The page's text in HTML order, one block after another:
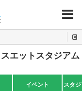
MENU
エットスタジアム
イベント スタ